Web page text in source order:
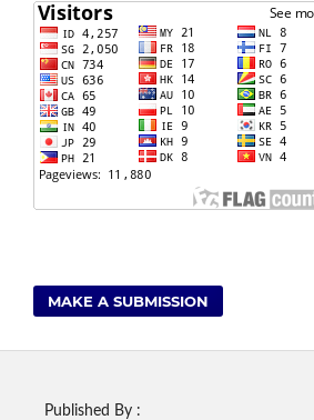
MAKE A SUBMISSION
Published By :